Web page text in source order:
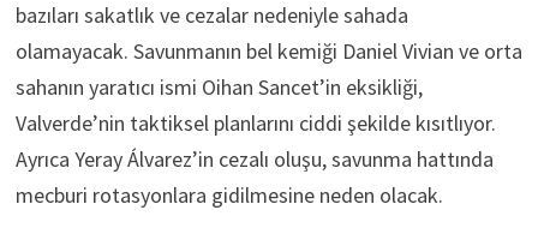
bazıları sakatlık ve cezalar nedeniyle sahada
olamayacak. Savunmanın bel kemiği Daniel Vivian ve orta
sahanın yaratıcı ismi Oihan Sancet’in eksikliği,
Valverde’nin taktiksel planlarını ciddi şekilde kısıtlıyor.
Ayrıca Yeray Álvarez’in cezalı oluşu, savunma hattında
mecburi rotasyonlara gidilmesine neden olacak.